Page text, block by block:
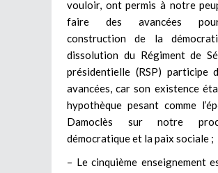
vouloir, ont permis à notre
faire des avancées
construction de la
dissolution du Régiment de
présidentielle (RSP) participe
avancées, car son existence
hypothèque pesant comme
Damoclès sur notre
démocratique et la paix sociale ;
– Le cinquième enseignement